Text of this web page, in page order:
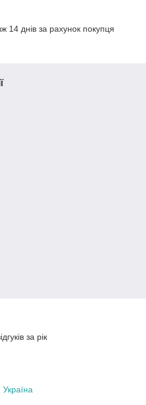
14 днів за рахунок покупця
за рік